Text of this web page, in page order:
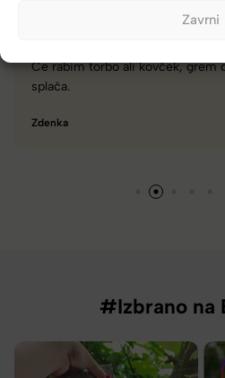
Zavrni
k vam. Vedno se
Zelo
#Izbrano na